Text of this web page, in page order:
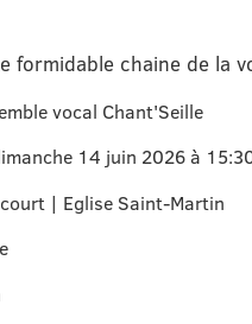
formidable chaine de la
vocal Chant'Seille
14 juin 2026 à
| Eglise Saint-Martin